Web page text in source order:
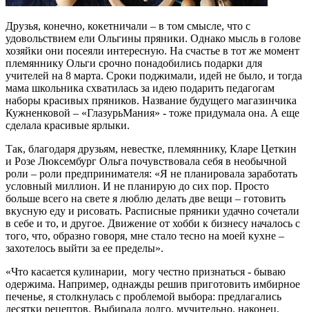
Друзья, конечно, кокетничали – в том смысле, что с
удовольствием ели Ольгины пряники. Однако мысль в голове
хозяйки они посеяли интересную. На счастье в тот же момент
племяннику Ольги срочно понадобились подарки для
учителей на 8 марта. Сроки поджимали, идей не было, и тогда
мама школьника схватилась за идею подарить педагогам
наборы красивых пряников. Название будущего магазинчика
Кужненковой – «ГлазурьМания» - тоже придумала она. А еще
сделала красивые ярлыки.
Так, благодаря друзьям, невестке, племяннику, Кларе Цеткин
и Розе Люксембург Ольга почувствовала себя в необычной
роли – роли предпринимателя: «Я не планировала заработать
условный миллион. И не планирую до сих пор. Просто
больше всего на свете я люблю делать две вещи – готовить
вкусную еду и рисовать. Расписные пряники удачно сочетали
в себе и то, и другое. Движение от хобби к бизнесу началось с
того, что, образно говоря, мне стало тесно на моей кухне –
захотелось выйти за ее пределы».
«Что касается кулинарии, могу честно признаться - бываю
одержима. Например, однажды решив приготовить имбирное
печенье, я столкнулась с проблемой выбора: предлагались
десятки рецептов. Выбирала долго, мучительно, наконец,